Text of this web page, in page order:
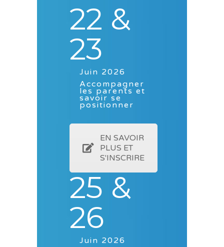
22 &
23
Juin 2026
Accompagner
les parents et
savoir se
positionner
EN SAVOIR
PLUS ET
S'INSCRIRE
25 &
26
Juin 2026